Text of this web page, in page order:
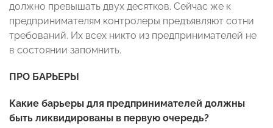
должно превышать двух десятков. Сейчас же к
предпринимателям контролеры предъявляют сотни
требований. Их всех никто из предпринимателей не
в состоянии запомнить.
ПРО БАРЬЕРЫ
Какие барьеры для предпринимателей должны
быть ликвидированы в первую очередь?